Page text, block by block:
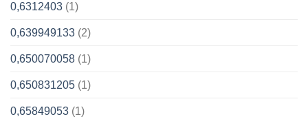
0,6312403 (1)
0,639949133 (2)
0,650070058 (1)
0,650831205 (1)
0,65849053 (1)